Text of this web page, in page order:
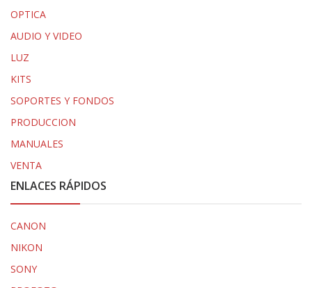
OPTICA
AUDIO Y VIDEO
LUZ
KITS
SOPORTES Y FONDOS
PRODUCCION
MANUALES
VENTA
ENLACES RÁPIDOS
CANON
NIKON
SONY